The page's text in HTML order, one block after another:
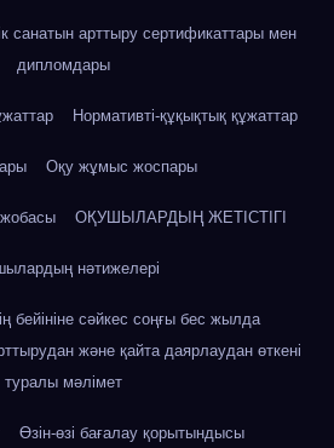
санатын арттыру сертификаттары мен
дипломдары
Нормативті-құқықтық құжаттар
Оқу жұмыс жоспары
ОҚУШЫЛАРДЫҢ ЖЕТІСТІГІ
нәтижелері
бейініне сәйкес соңғы бес жылда
және қайта даярлаудан өткені
туралы мәлімет
Өзін-өзі бағалау қорытындысы